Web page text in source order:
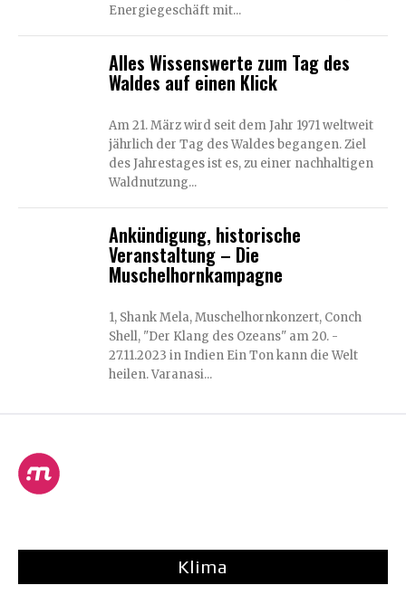
Energiegeschäft mit...
Alles Wissenswerte zum Tag des
Waldes auf einen Klick
Am 21. März wird seit dem Jahr 1971 weltweit
jährlich der Tag des Waldes begangen. Ziel
des Jahrestages ist es, zu einer nachhaltigen
Waldnutzung...
Ankündigung, historische
Veranstaltung – Die
Muschelhornkampagne
1, Shank Mela, Muschelhornkonzert, Conch
Shell, "Der Klang des Ozeans" am 20. -
27.11.2023 in Indien Ein Ton kann die Welt
heilen. Varanasi...
Klima